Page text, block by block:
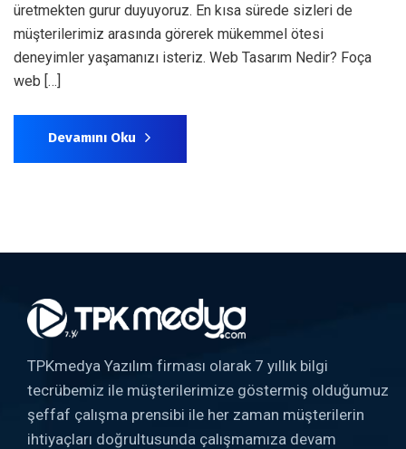
üretmekten gurur duyuyoruz. En kısa sürede sizleri de
müşterilerimiz arasında görerek mükemmel ötesi
deneyimler yaşamanızı isteriz. Web Tasarım Nedir? Foça
web […]
Devamını Oku
TPKmedya Yazılım firması olarak 7 yıllık bilgi
tecrübemiz ile müşterilerimize göstermiş olduğumuz
şeffaf çalışma prensibi ile her zaman müşterilerin
ihtiyaçları doğrultusunda çalışmamıza devam